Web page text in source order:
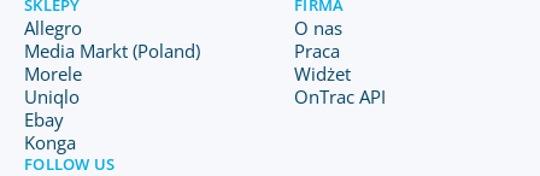
SKLEPY
Allegro
Media Markt (Poland)
Morele
Uniqlo
Ebay
Konga
FIRMA
O nas
Praca
Widżet
OnTrac API
FOLLOW US